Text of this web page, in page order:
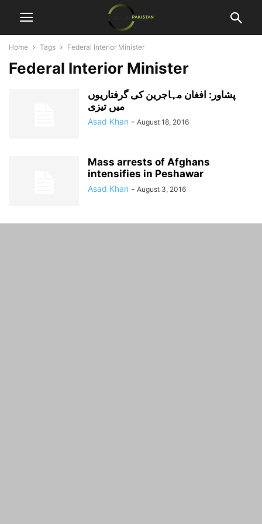
Home Tags Federal Interior Minister
Federal Interior Minister
پشاور: افغان مہاجرین کی گرفتاریوں
میں تیزی
Asad Khan - August 18, 2016
Mass arrests of Afghans
intensifies in Peshawar
Asad Khan - August 3, 2016